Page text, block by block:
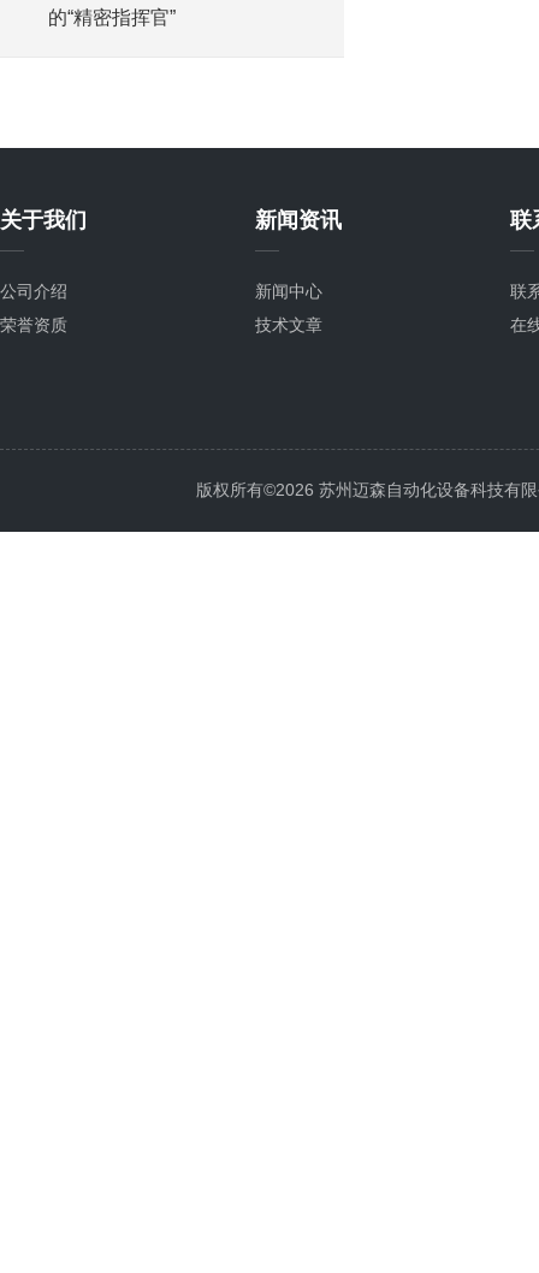
的“精密指挥官”
关于我们
公司介绍
荣誉资质
新闻资讯
新闻中心
技术文章
联
联
在
版权所有©2026 苏州迈森自动化设备科技有